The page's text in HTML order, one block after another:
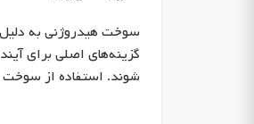
سوخت هیدروژنی به دلیل
گزینه‌های اصلی برای
شوند. استفاده از سوخت